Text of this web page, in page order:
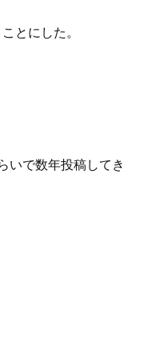
とにした。
いで数年投稿してき